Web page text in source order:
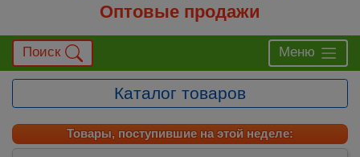
Оптовые продажи
Поиск Меню
Каталог товаров
Товары, поступившие на этой неделе: